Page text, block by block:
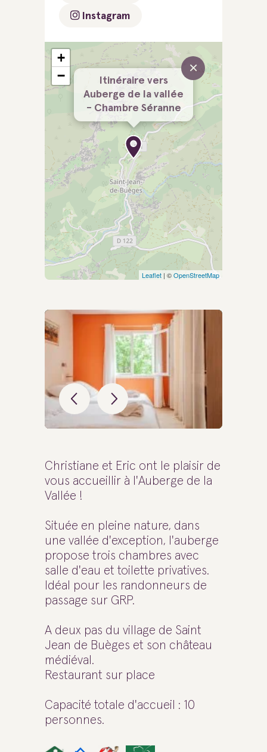
Instagram
Itinéraire vers
Auberge de la vallée
- Chambre Séranne
×
+
−
Leaflet | ©OpenStreetMap
Christiane et Eric ont le plaisir de
vous accueillir à l'Auberge de la
Vallée !
Située en pleine nature, dans
une vallée d'exception, l'auberge
propose trois chambres avec
salle d'eau et toilette privatives.
Idéal pour les randonneurs de
passage sur GRP.
A deux pas du village de Saint
Jean de Buèges et son château
médiéval.
Restaurant sur place
Capacité totale d'accueil : 10
personnes.